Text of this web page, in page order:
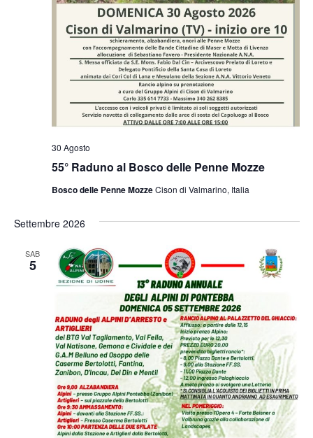
55° Raduno al Bosco delle Penne Mozze
30 Agosto
Bosco delle Penne MozzeCison di Valmarino, Italia
Settembre 2026
SAB
5